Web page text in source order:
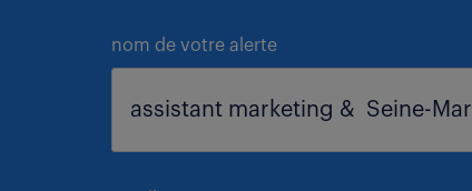
nom de votre alerte